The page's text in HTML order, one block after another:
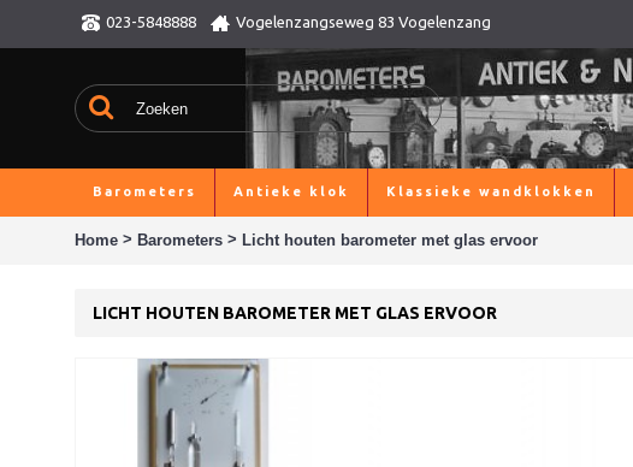
023-5848888 Vogelenzangseweg 83 Vogelenzang
Barometers Antieke klok Klassieke wandklokken
Home > Barometers > Licht houten barometer met glas ervoor
LICHT HOUTEN BAROMETER MET GLAS ERVOOR